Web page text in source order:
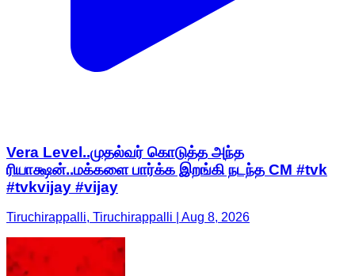
Vera Level..முதல்வர் கொடுத்த அந்த
ரியாக்ஷன்..மக்களை பார்க்க இறங்கி நடந்த CM #tvk
#tvkvijay #vijay
Tiruchirappalli, Tiruchirappalli | Aug 8, 2026